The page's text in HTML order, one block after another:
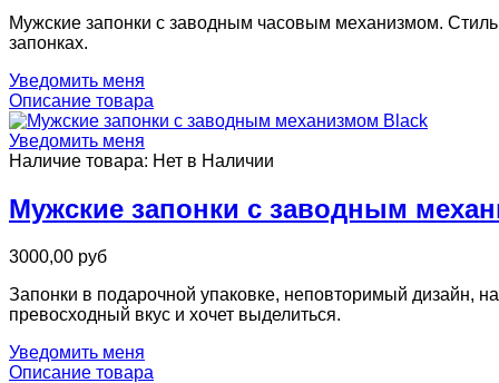
Мужские запонки с заводным часовым механизмом.
запонках.
Уведомить меня
Описание товара
Уведомить меня
Наличие товара: Нет в Наличии
Мужские запонки с заводным
3000,00 руб
Запонки в подарочной упаковке, неповторимый дизайн,
превосходный вкус и хочет выделиться.
Уведомить меня
Описание товара